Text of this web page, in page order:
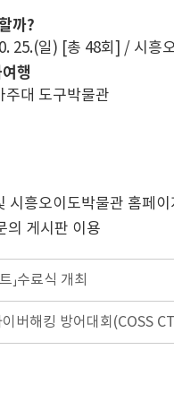
까?
25.(일) [총 48회] / 시흥
행
대 도구박물관
시흥오이도박물관 홈페
의 게시판 이용
」수료식 개최
버해킹 방어대회(COSS